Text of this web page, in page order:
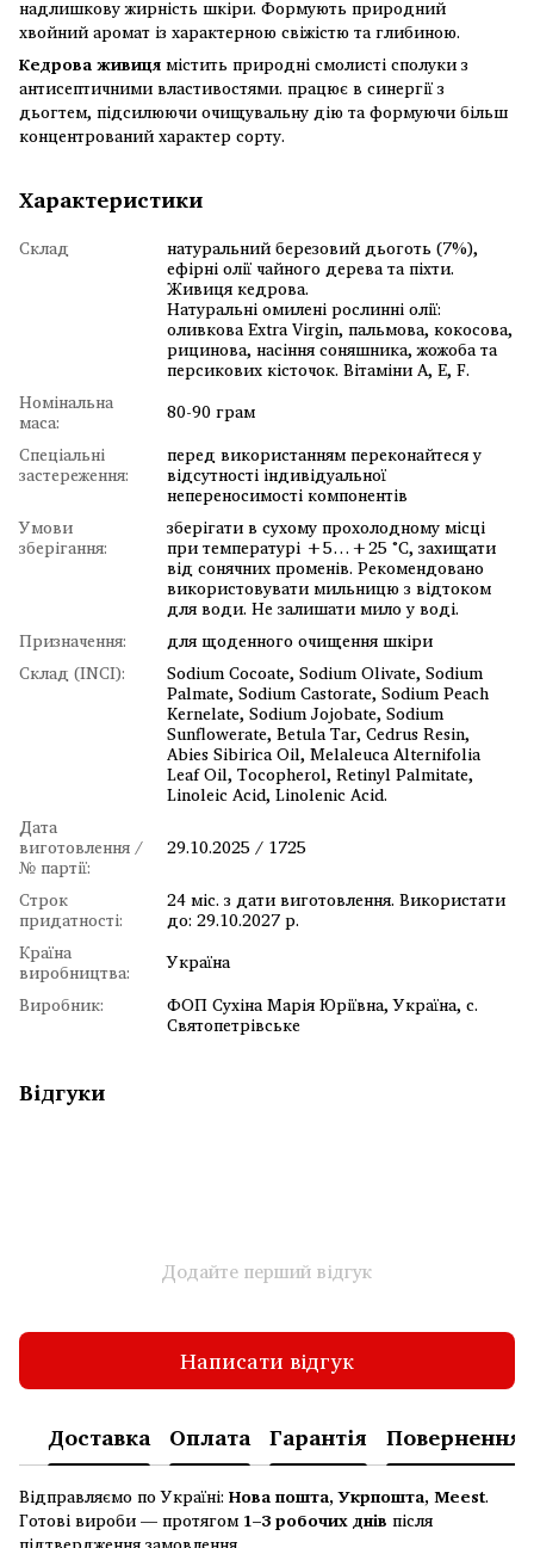
надлишкову жирність шкіри. Формують природний
хвойний аромат із характерною свіжістю та глибиною.
Кедрова живицямістить природні смолисті сполуки з
антисептичними властивостями. працює в синергії з
дьогтем, підсилюючи очищувальну дію та формуючи більш
концентрований характер сорту.
Характеристики
Склад натуральний березовий дьоготь (7%),
ефірні олії чайного дерева та піхти.
Живиця кедрова.
Натуральні омилені рослинні олії:
оливкова Extra Virgin, пальмова, кокосова,
рицинова, насіння соняшника, жожоба та
персикових кісточок. Вітаміни А, Е, F.
Номінальна
маса:
80-90 грам
Спеціальні
застереження:
перед використанням переконайтеся у
відсутності індивідуальної
непереносимості компонентів
Умови
зберігання:
зберігати в сухому прохолодному місці
при температурі +5…+25 °C, захищати
від сонячних променів. Рекомендовано
використовувати мильницю з відтоком
для води. Не залишати мило у воді.
Призначення:
для щоденного очищення шкіри
Склад (INCI):
Sodium Cocoate, Sodium Olivate, Sodium
Palmate, Sodium Castorate, Sodium Peach
Kernelate, Sodium Jojobate, Sodium
Sunflowerate, Betula Tar, Cedrus Resin,
Abies Sibirica Oil, Melaleuca Alternifolia
Leaf Oil, Tocopherol, Retinyl Palmitate,
Linoleic Acid, Linolenic Acid.
Дата
виготовлення /
№ партії:
29.10.2025 / 1725
Строк
придатності:
24 міс. з дати виготовлення. Використати
до: 29.10.2027 р.
Країна
виробництва:
Україна
Виробник:
ФОП Сухіна Марія Юріївна, Україна, с.
Святопетрівське
Відгуки
Додайте перший відгук
Написати відгук
Доставка Оплата Гарантія Повернення
Відправляємо по Україні: Нова пошта, Укрпошта, Meest.
Готові вироби — протягом 1–3 робочих днів після